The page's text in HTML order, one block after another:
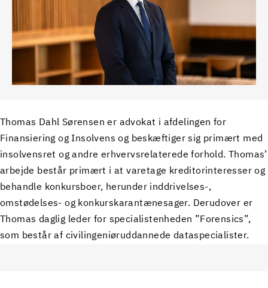
Thomas Dahl Sørensen er advokat i afdelingen for
Finansiering og Insolvens og beskæftiger sig primært med
insolvensret og andre erhvervsrelaterede forhold. Thomas’
arbejde består primært i at varetage kreditorinteresser og
behandle konkursboer, herunder inddrivelses-,
omstødelses- og konkurskarantænesager. Derudover er
Thomas daglig leder for specialistenheden ”Forensics”,
som består af civilingeniøruddannede dataspecialister.